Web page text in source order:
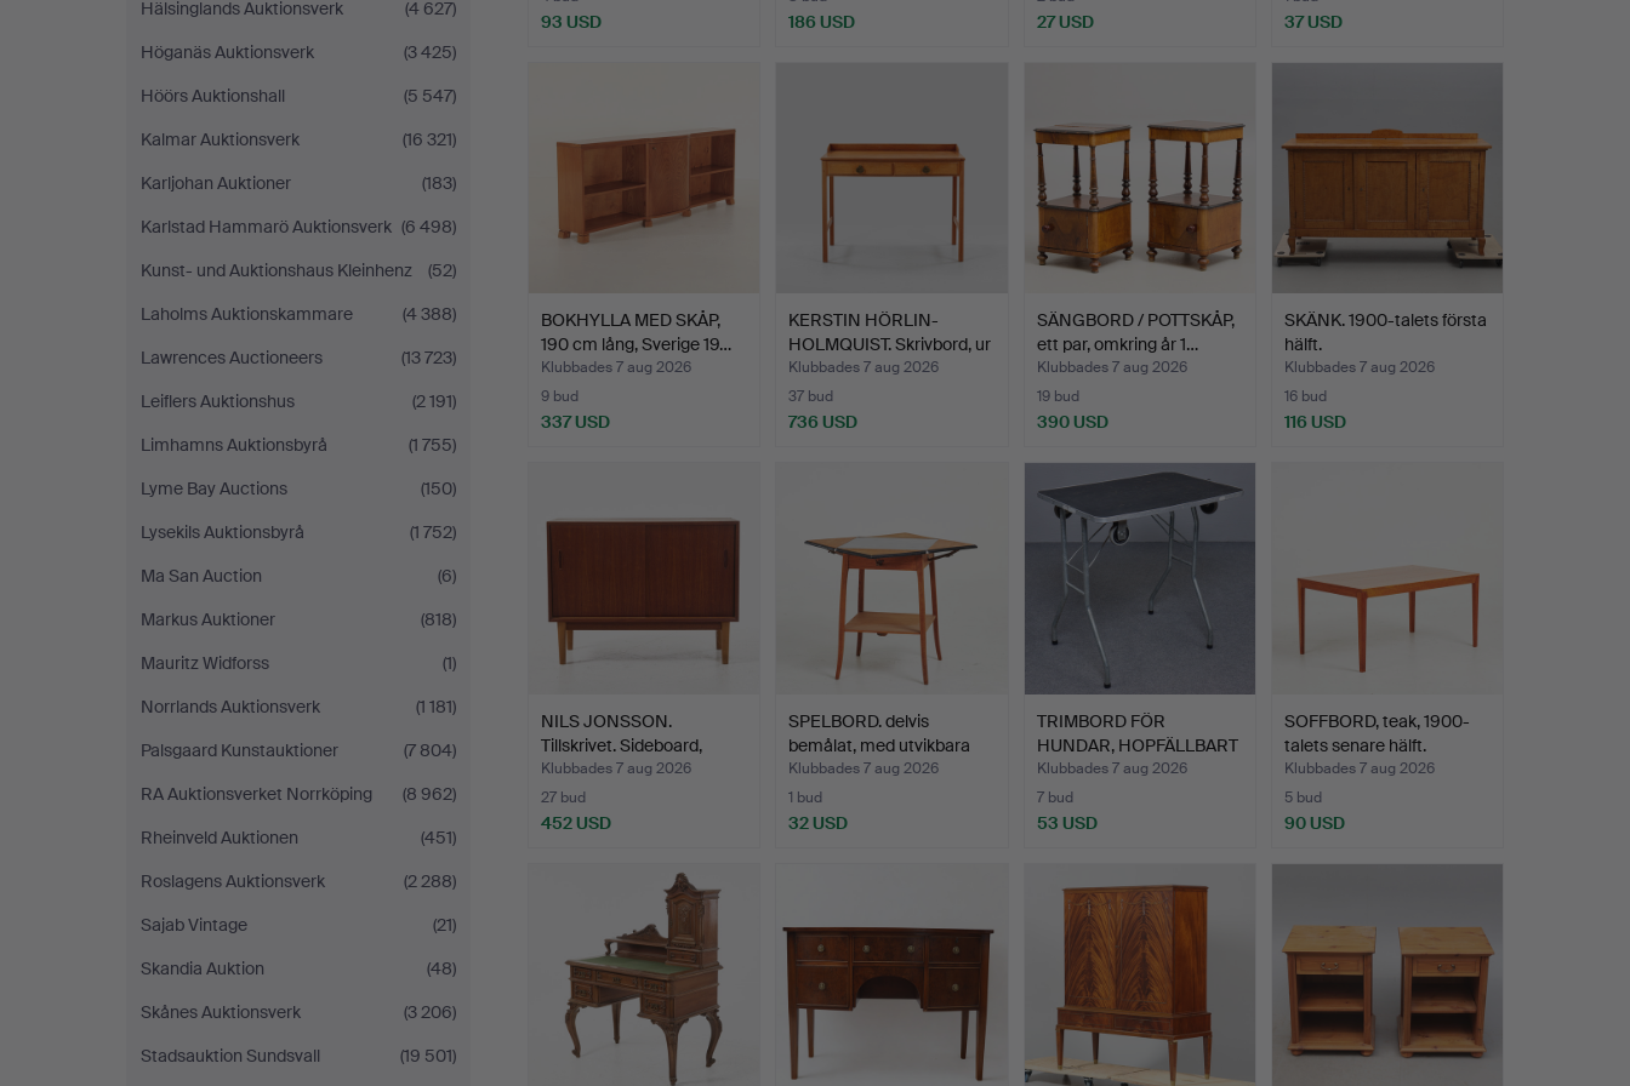
Hälsinglands Auktionsverk
(4 627)
Höganäs Auktionsverk
(3 425)
Höörs Auktionshall
(5 547)
Kalmar Auktionsverk
(16 321)
Karljohan Auktioner
(183)
Karlstad Hammarö Auktionsverk (6 498)
Kunst- und Auktionshaus Kleinhenz
(52)
Laholms Auktionskammare
(4 388)
Lawrences Auctioneers
(13 723)
Leiflers Auktionshus
(2 191)
Limhamns Auktionsbyrå
(1 755)
Lyme Bay Auctions
(150)
Lysekils Auktionsbyrå
(1 752)
Ma San Auction
(6)
Markus Auktioner
(818)
Mauritz Widforss
(1)
Norrlands Auktionsverk
(1 181)
Palsgaard Kunstauktioner
(7 804)
RA Auktionsverket Norrköping
(8 962)
Rheinveld Auktionen
(451)
Roslagens Auktionsverk
(2 288)
Sajab Vintage
(21)
Skandia Auktion
(48)
Skånes Auktionsverk
(3 206)
Stadsauktion Sundsvall
(19 501)
93 USD 186 USD 27 USD 37 USD
BOKHYLLA MED SKÅP,
190 cm lång, Sverige 19…
Klubbades 7 aug 2026
9 bud
337 USD
KERSTIN HÖRLIN-
HOLMQUIST. Skrivbord, ur
Tr…
Klubbades 7 aug 2026
37 bud
736 USD
SÄNGBORD / POTTSKÅP,
ett par, omkring år 1…
Klubbades 7 aug 2026
19 bud
390 USD
SKÄNK. 1900-talets första
hälft.
Klubbades 7 aug 2026
16 bud
116 USD
NILS JONSSON.
Tillskrivet. Sideboard,
teak…
Klubbades 7 aug 2026
27 bud
452 USD
SPELBORD. delvis
bemålat, med utvikbara
sk…
Klubbades 7 aug 2026
1 bud
32 USD
TRIMBORD FÖR
HUNDAR, HOPFÄLLBART
MED HJUL.
Klubbades 7 aug 2026
7 bud
53 USD
SOFFBORD, teak, 1900-
talets senare hälft.
Klubbades 7 aug 2026
5 bud
90 USD